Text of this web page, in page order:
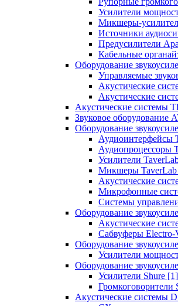
Усилители
Микшеры-
Источники
Предусилители
Кабельные
Оборудование
Управляемые
Акустические
Акустические
Акустические системы
Звуковое оборудование
Оборудование
Аудиоинтерфейсы
Аудиопроцессоры
Усилители
Микшеры TaverLab
Акустические
Микрофонные
Системы
Оборудование
Акустические
Сабвуферы Electro-
Оборудование
Усилители
Оборудование
Усилители Shure [1]
Громкоговорители
Акустические системы